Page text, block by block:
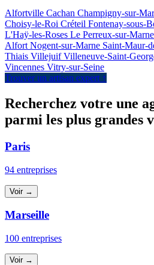
Alfortville Cachan Champigny-sur-
Choisy-le-Roi Créteil Fontenay-sous-
L'Haÿ-les-Roses Le Perreux-sur-Marne
Alfort Nogent-sur-Marne Saint-Maur-
Thiais VillejuifVilleneuve-Saint-
Vincennes Vitry-sur-Seine
Trouver un artisan expert ↑
Recherchez votre une
parmi les plus grandes
Paris
94 entreprises
Voir →
Marseille
100 entreprises
Voir →